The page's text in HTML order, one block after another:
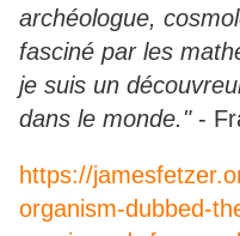
archéologue,
fasciné par les
je suis un
dans le monde."-
https://
organism-dubbed-